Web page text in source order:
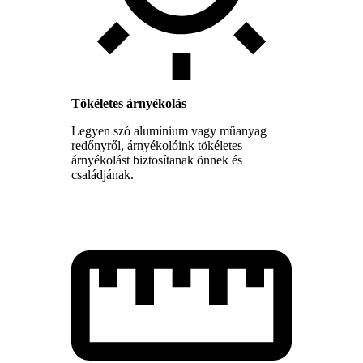
Tökéletes árnyékolás
Legyen szó alumínium vagy műanyag
redőnyről, árnyékolóink tökéletes
árnyékolást biztosítanak önnek és
családjának.